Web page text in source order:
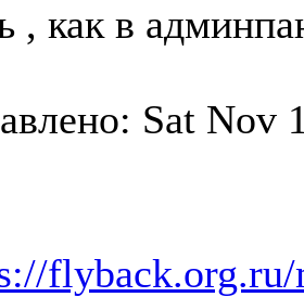
, как в
Sat Nov
flyback.org.ru/